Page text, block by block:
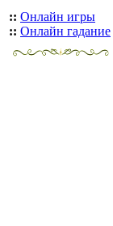
:: Онлайн игры
:: Онлайн гадание